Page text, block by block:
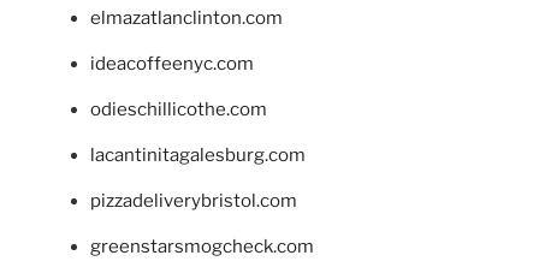
elmazatlanclinton.com
ideacoffeenyc.com
odieschillicothe.com
lacantinitagalesburg.com
pizzadeliverybristol.com
greenstarsmogcheck.com